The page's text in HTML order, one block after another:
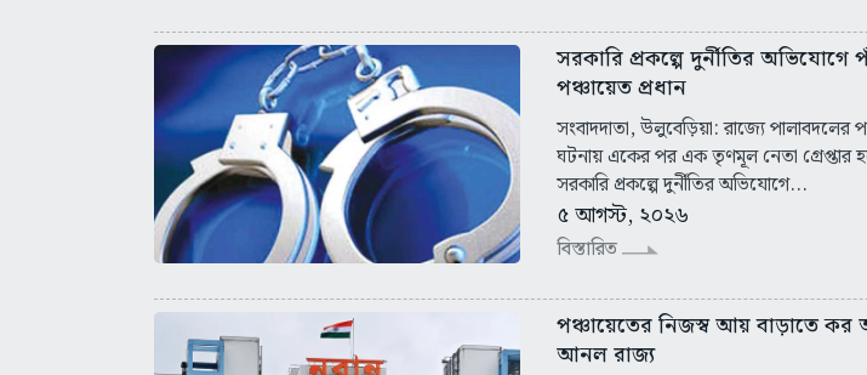
সরকারি প্রকল্পে দুর্নীতির অভিযোগে
পঞ্চায়েত প্রধান
সংবাদদাতা, উলুবেড়িয়া: রাজ্যে পালাবদলের
ঘটনায় একের পর এক তৃণমূল নেতা গ্রেপ্তার
সরকারি প্রকল্পে দুর্নীতির অভিযোগে...
৫ আগস্ট, ২০২৬
বিস্তারিত
পঞ্চায়েতের নিজস্ব আয় বাড়াতে
আনল রাজ্য